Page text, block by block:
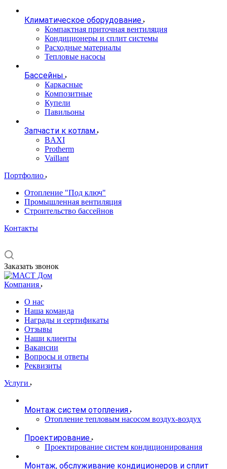
Климатическое оборудование
Компактная приточная вентиляция
Кондиционеры и сплит системы
Расходные материалы
Тепловые насосы
Бассейны
Каркасные
Композитные
Купели
Павильоны
Запчасти к котлам
BAXI
Protherm
Vaillant
Портфолио
Отопление "Под ключ"
Промышленная вентиляция
Строительство бассейнов
Контакты
Заказать звонок
Компания
О нас
Наша команда
Награды и сертификаты
Отзывы
Наши клиенты
Вакансии
Вопросы и ответы
Реквизиты
Услуги
Монтаж систем отопления
Отопление тепловым насосом воздух-воздух
Проектирование
Проектирование систем кондиционирования
Монтаж, обслуживание кондиционеров и сплит